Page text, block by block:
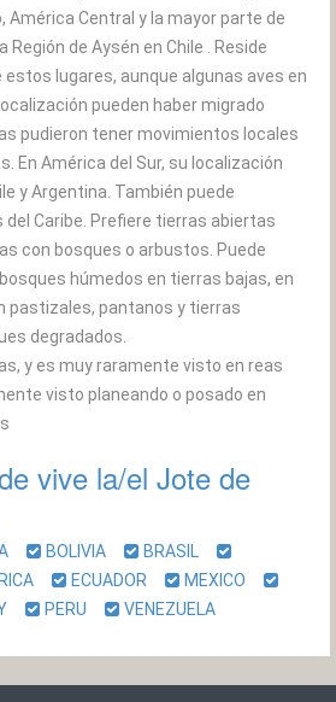
América Central y la mayor parte de
Región de Aysén en Chile . Reside
lugares, aunque algunas aves en
pueden haber migrado
pudieron tener movimientos locales
En América del Sur, su localización
y Argentina. También puede
Caribe. Prefiere tierras abiertas
con bosques o arbustos. Puede
húmedos en tierras bajas, en
pastizales, pantanos y tierras
degradados.
y es muy raramente visto en reas
visto planeando o posado en
vive la/el Jote de
BOLIVIA
BRASIL
ECUADOR
MEXICO
PERU VENEZUELA